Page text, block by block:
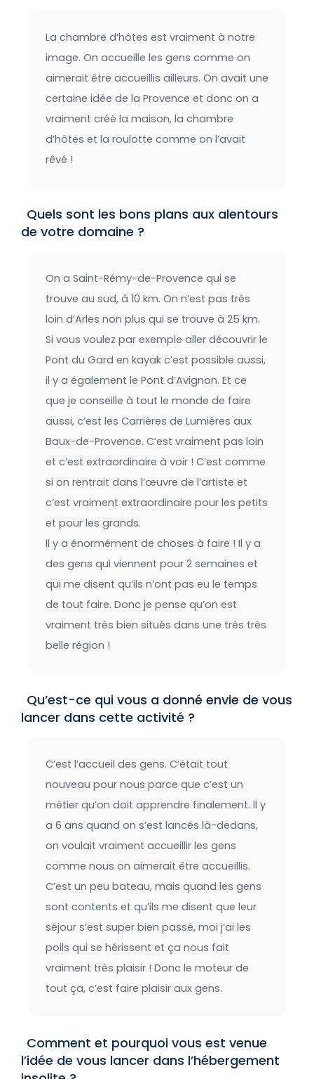
La chambre d’hôtes est vraiment à notre
image. On accueille les gens comme on
aimerait être accueillis ailleurs. On avait une
certaine idée de la Provence et donc on a
vraiment créé la maison, la chambre
d’hôtes et la roulotte comme on l’avait
rêvé !
Quels sont les bons plans aux alentours
de votre domaine ?
On a Saint-Rémy-de-Provence qui se
trouve au sud, à 10 km. On n’est pas très
loin d’Arles non plus qui se trouve à 25 km.
Si vous voulez par exemple aller découvrir le
Pont du Gard en kayak c’est possible aussi,
il y a également le Pont d’Avignon. Et ce
que je conseille à tout le monde de faire
aussi, c’est les Carrières de Lumières aux
Baux-de-Provence. C’est vraiment pas loin
et c’est extraordinaire à voir ! C’est comme
si on rentrait dans l’œuvre de l’artiste et
c’est vraiment extraordinaire pour les petits
et pour les grands.
Il y a énormément de choses à faire ! Il y a
des gens qui viennent pour 2 semaines et
qui me disent qu’ils n’ont pas eu le temps
de tout faire. Donc je pense qu’on est
vraiment très bien situés dans une très très
belle région !
Qu’est-ce qui vous a donné envie de vous
lancer dans cette activité ?
C’est l’accueil des gens. C’était tout
nouveau pour nous parce que c’est un
métier qu’on doit apprendre finalement. Il y
a 6 ans quand on s’est lancés là-dedans,
on voulait vraiment accueillir les gens
comme nous on aimerait être accueillis.
C’est un peu bateau, mais quand les gens
sont contents et qu’ils me disent que leur
séjour s’est super bien passé, moi j’ai les
poils qui se hérissent et ça nous fait
vraiment très plaisir ! Donc le moteur de
tout ça, c’est faire plaisir aux gens.
Comment et pourquoi vous est venue
l’idée de vous lancer dans l’hébergement